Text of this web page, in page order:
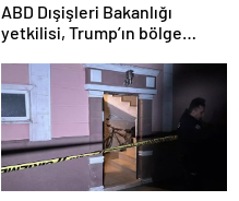
ABD Dışişleri Bakanlığı
yetkilisi, Trump’ın bölge
ateşkesin gündemde
olacağını söyledi